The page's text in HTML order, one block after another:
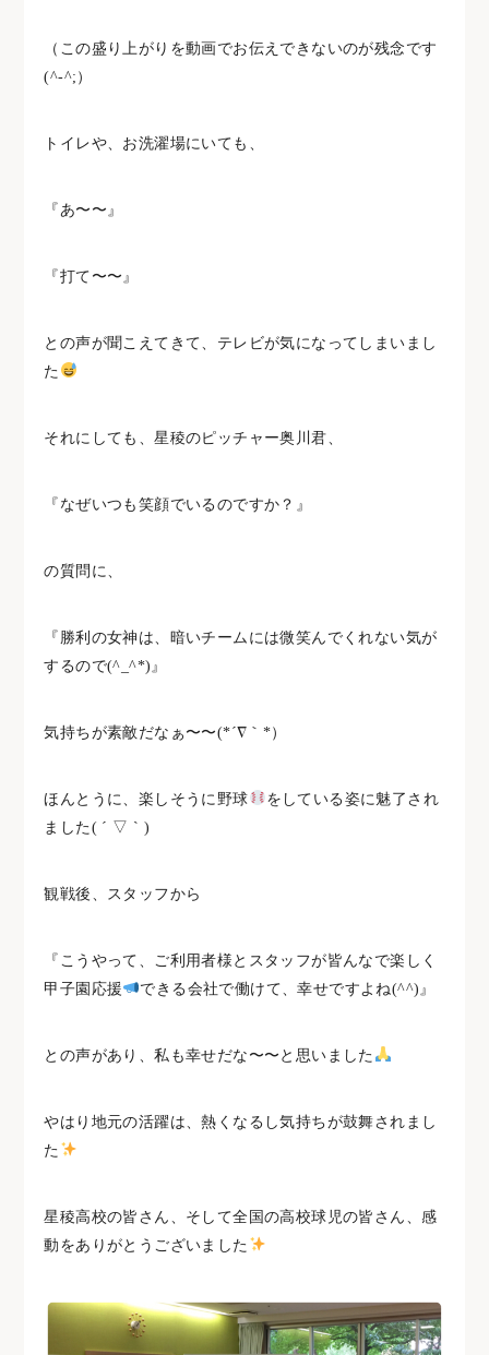
（この盛り上がりを動画でお伝えできないのが残念です
(^-^;）
トイレや、お洗濯場にいても、
『あ〜〜』
『打て〜〜』
との声が聞こえてきて、テレビが気になってしまいまし
た
それにしても、星稜のピッチャー奥川君、
『なぜいつも笑顔でいるのですか？』
の質問に、
『勝利の女神は、暗いチームには微笑んでくれない気が
するので(^_^*)』
気持ちが素敵だなぁ〜〜(*´∇｀*）
ほんとうに、楽しそうに野球
をしている姿に魅了され
ました( ´ ▽ ` )
観戦後、スタッフから
『こうやって、ご利用者様とスタッフが皆んなで楽しく
甲子園応援
できる会社で働けて、幸せですよね(^^)』
との声があり、私も幸せだな〜〜と思いました
やはり地元の活躍は、熱くなるし気持ちが鼓舞されまし
た
星稜高校の皆さん、そして全国の高校球児の皆さん、感
動をありがとうございました